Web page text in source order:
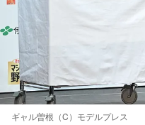
ギャル曽根（C）モデルプレス